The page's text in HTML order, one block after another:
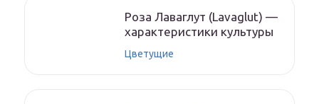
Роза Лаваглут (Lavaglut) —
характеристики культуры
Цветущие